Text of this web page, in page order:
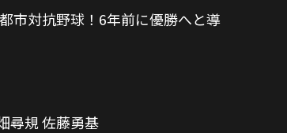
市対抗野球！6年前に優勝へと導
尋規 佐藤勇基